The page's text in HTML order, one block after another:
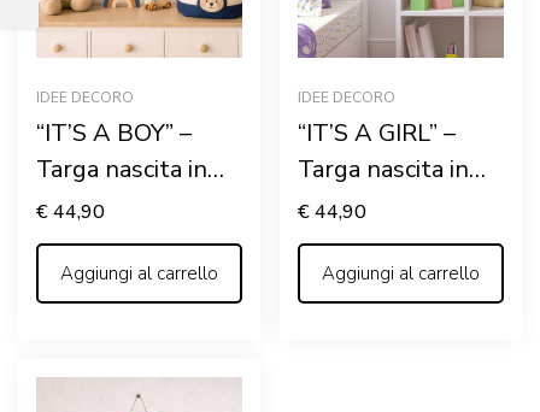
IDEE DECORO
“IT’S A BOY” –
Targa nascita in
legno
personalizzata con
nome
€44,90
Aggiungi al carrello
IDEE DECORO
“IT’S A GIRL” –
Targa nascita in
legno
personalizzata con
nome
€44,90
Aggiungi al carrello